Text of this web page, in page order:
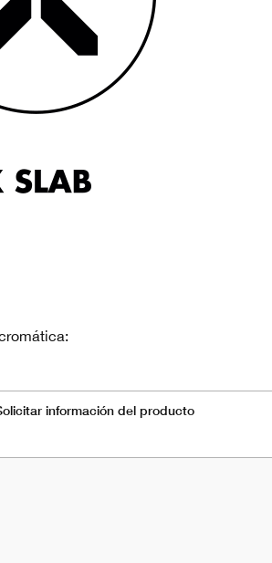
información del producto